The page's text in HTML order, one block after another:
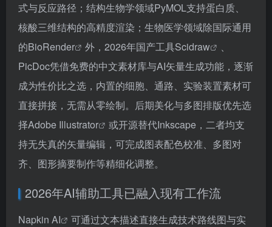
式与反应路径；结构生物学领域PyMOL支持蛋白质、
核酸三维结构的高精度渲染；生物医学领域除国际通用
的BioRender 外，2026年国产工具Scidraw
、
PicDoc凭借免费的中文素材库与AI矢量生成功能，逐渐
成为性价比之选，内置的细胞、通路、实验装置素材可
直接拼接，无需从零绘制。后期美化与多图排版优先选
择Adobe Illustrator
或开源替代Inkscape，二者均支
持无失真的矢量编辑，可完成图表配色校准、多图对
齐、图形摘要制作等精细化调整。
2026年AI辅助工具已融入现有工作流
Napkin AI
可通过文本描述直接生成技术路线图与实